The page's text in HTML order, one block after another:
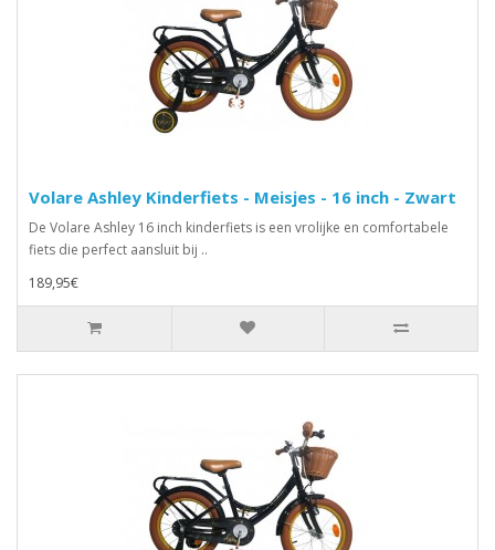
Volare Ashley Kinderfiets - Meisjes - 16 inch - Zwart
De Volare Ashley 16 inch kinderfiets is een vrolijke en comfortabele
fiets die perfect aansluit bij ..
189,95€